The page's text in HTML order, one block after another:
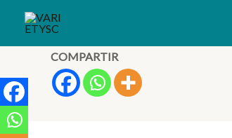
contenido COMPARTIR